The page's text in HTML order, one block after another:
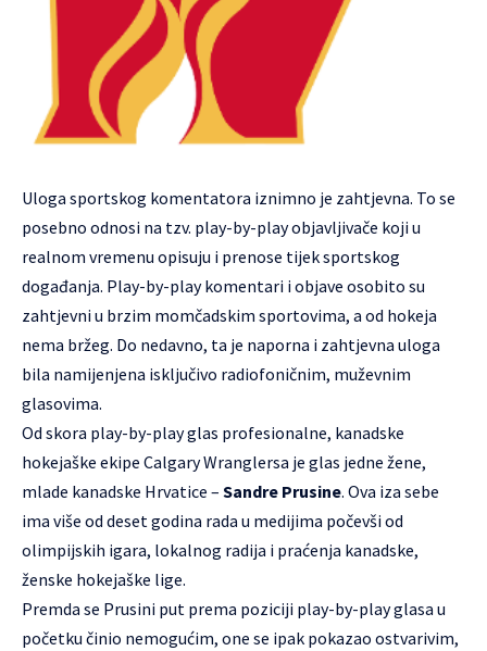
Uloga sportskog komentatora iznimno je zahtjevna. To se
posebno odnosi na tzv. play-by-playobjavljivače koji u
realnom vremenu opisuju i prenose tijek sportskog
događanja. Play-by-play komentari i objave osobito su
zahtjevni u brzim momčadskim sportovima, a od hokeja
nema bržeg. Do nedavno, ta je naporna i zahtjevna uloga
bila namijenjena isključivo radiofoničnim, muževnim
glasovima.
Od skora play-by-play glas profesionalne, kanadske
hokejaške ekipe Calgary Wranglersa je glas jedne žene,
mlade kanadske Hrvatice – Sandre Prusine. Ova iza sebe
ima više od deset godina rada u medijima počevši od
olimpijskih igara, lokalnog radija i praćenja kanadske,
ženske hokejaške lige.
Premda se Prusini put prema poziciji play-by-play glasa u
početku činio nemogućim, one se ipak pokazao ostvarivim,